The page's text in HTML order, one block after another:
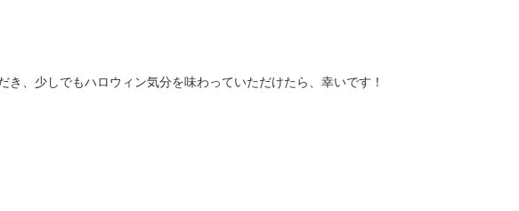
き、少しでもハロウィン気分を味わっていただけたら、幸いです！